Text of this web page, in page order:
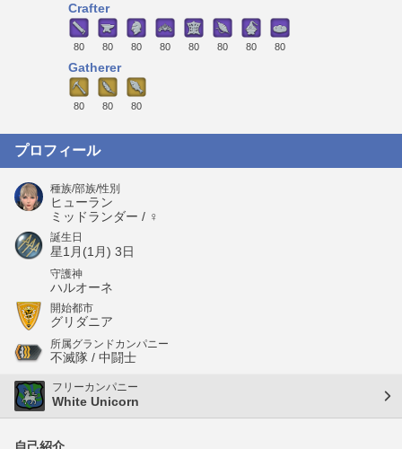
Crafter
80 80 80 80 80 80 80 80
Gatherer
80 80 80
プロフィール
種族/部族/性別
ヒューラン
ミッドランダー / ♀
誕生日
星1月(1月) 3日
守護神
ハルオーネ
開始都市
グリダニア
所属グランドカンパニー
不滅隊 / 中闘士
フリーカンパニー
White Unicorn
自己紹介